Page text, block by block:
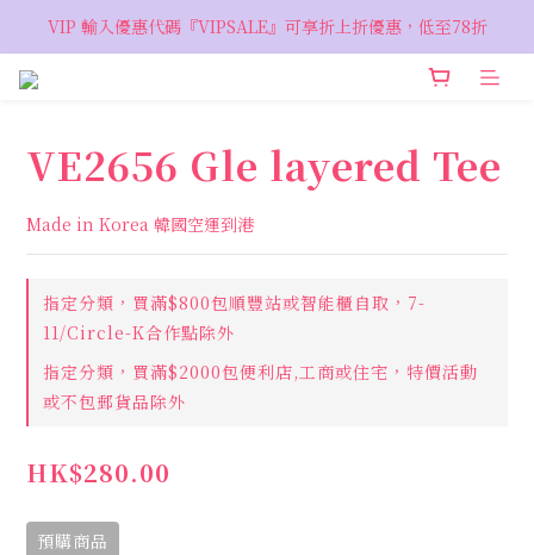
VIP 輸入優惠代碼『VIPSALE』可享折上折優惠，低至78折
VIP 輸入優惠代碼『VIPSALE』可享折上折優惠，低至78折
歡迎預約親臨荔枝角 Showroom，週五六開放
VE2656 Gle layered Tee
Made in Korea 韓國空運到港
指定分類，買滿$800包順豐站或智能櫃自取，7-
11/Circle-K合作點除外
指定分類，買滿$2000包便利店,工商或住宅，特價活動
或不包郵貨品除外
HK$280.00
預購商品